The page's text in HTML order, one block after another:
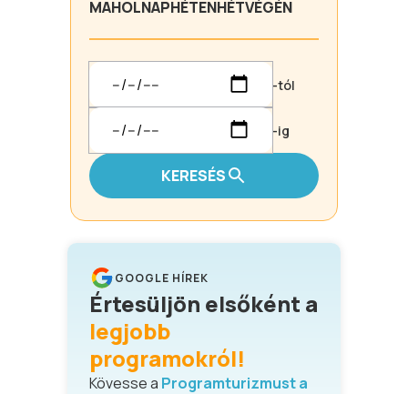
MAHOLNAPHÉTENHÉTVÉGÉN
-tól
-ig
KERESÉS
GOOGLE HÍREK
Értesüljön elsőként a
legjobb
programokról!
Kövesse a Programturizmust a